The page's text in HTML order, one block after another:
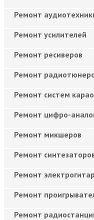
Ремонт
Ремонт усилителей
Ремонт ресиверов
Ремонт
Ремонт систем
Ремонт цифро-
Ремонт микшеров
Ремонт
Ремонт электрогитар
Ремонт
Ремонт